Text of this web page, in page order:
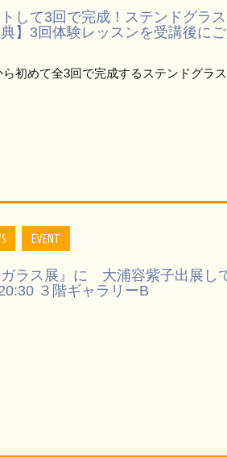
して3回で完成！ステンドグラ
】3回体験レッスンを受講後に
初めて全3回で完成するステンドグラ
EVENT
ラス展』に 大浦容紫子出展し
３階ギャラリーB